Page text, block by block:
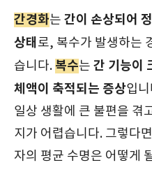
간경화는 간이 손상되어
상태 로, 복수가 발생하는
습니다. 복수는 간 기능이
체액이 축적되는 증상입
일상 생활에 큰 불편을 겪
지가 어렵습니다. 그렇다
자의 평균 수명은 어떻게